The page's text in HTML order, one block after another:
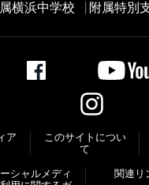
横浜中学校
附属特別
ア
このサイトについ
て
シャルメディ
関連リ